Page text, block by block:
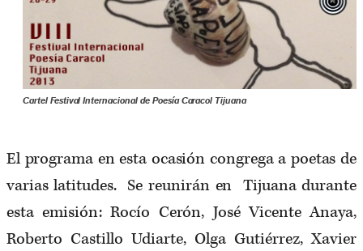
Cartel Festival Internacional de Poesía Caracol Tijuana
El programa en esta ocasión congrega a poetas de
varias latitudes. Se reunirán en Tijuana durante
esta emisión: Rocío Cerón, José Vicente Anaya,
Roberto Castillo Udiarte, Olga Gutiérrez, Xavier